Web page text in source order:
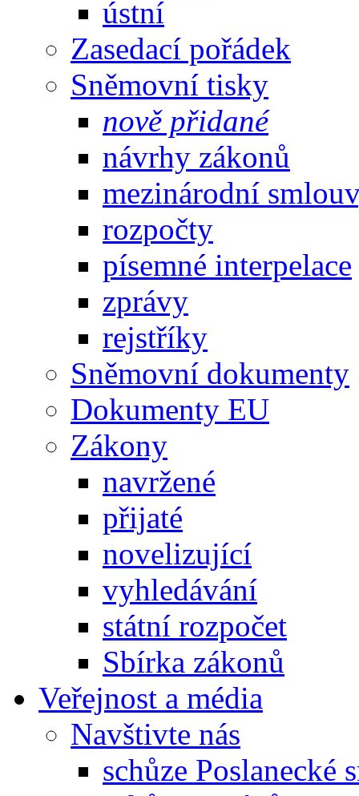
ústní
Zasedací pořádek
Sněmovní tisky
nově přidané
návrhy zákonů
mezinárodní
rozpočty
písemné interpelace
zprávy
rejstříky
Sněmovní dokumenty
Dokumenty EU
Zákony
navržené
přijaté
novelizující
vyhledávání
státní rozpočet
Sbírka zákonů
Veřejnost a média
Navštivte nás
schůze Poslanecké